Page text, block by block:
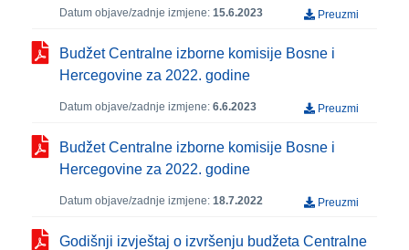
Datum objave/zadnje izmjene: 15.6.2023 Preuzmi
Budžet Centralne izborne komisije Bosne i
Hercegovine za 2022. godine
Datum objave/zadnje izmjene: 6.6.2023 Preuzmi
Budžet Centralne izborne komisije Bosne i
Hercegovine za 2022. godine
Datum objave/zadnje izmjene: 18.7.2022 Preuzmi
Godišnji izvještaj o izvršenju budžeta Centralne